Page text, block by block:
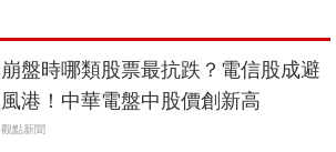
崩盤時哪類股票最抗跌？電信股成避
風港！中華電盤中股價創新高
觀點新聞